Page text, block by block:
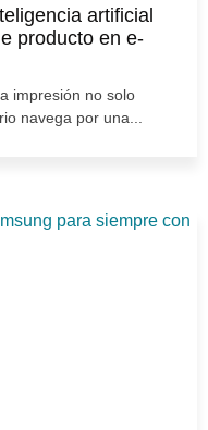
artificial
producto en e-
impresión no solo
navega por una...